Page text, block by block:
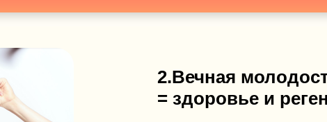
2.Вечная
= здоровье и